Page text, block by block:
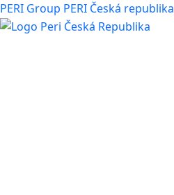
PERI Group PERI Česká republika